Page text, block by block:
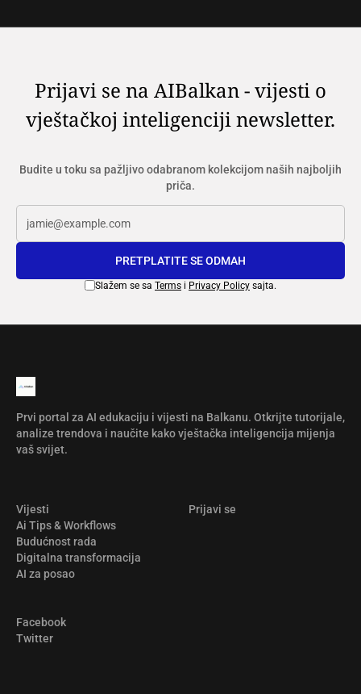
Prijavi se na AIBalkan - vijesti o
vještačkoj inteligenciji newsletter.
Budite u toku sa pažljivo odabranom kolekcijom naših najboljih
priča.
PRETPLATITE SE ODMAH
Slažem se sa Terms i Privacy Policy sajta.
Prvi portal za AI edukaciju i vijesti na Balkanu. Otkrijte tutorijale,
analize trendova i naučite kako vještačka inteligencija mijenja
vaš svijet.
Vijesti
Ai Tips & Workflows
Budućnost rada
Digitalna transformacija
AI za posao
Prijavi se
Facebook
Twitter